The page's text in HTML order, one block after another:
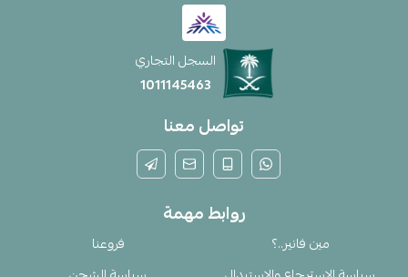
السجل التجاري
1011145463
تواصل معنا
روابط مهمة
مين فانير..؟
فروعنا